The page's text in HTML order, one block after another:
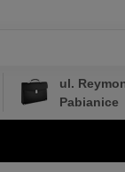
ul.
Pabianice